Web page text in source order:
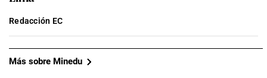
Redacción EC
Más sobre Minedu